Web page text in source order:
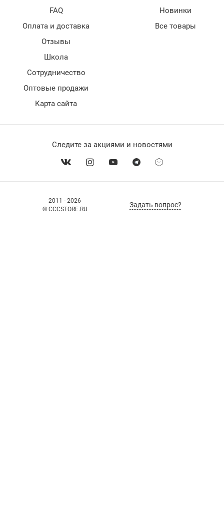
2011 - 2026
© CCCSTORE.RU
Задать вопрос?
FAQ
Оплата и доставка
Отзывы
Школа
Сотрудничество
Оптовые продажи
Карта сайта
Новинки
Все товары
Следите за акциями и новостями